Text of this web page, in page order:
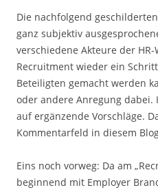
Die nachfolgend
ganz subjektiv
verschiedene Akteure der
Recruitment wieder ein
Beteiligten gemacht werden
oder andere Anregung
auf ergänzende Vorschläge.
Kommentarfeld in diesem
Eins noch vorweg: Da am
beginnend mit Employer